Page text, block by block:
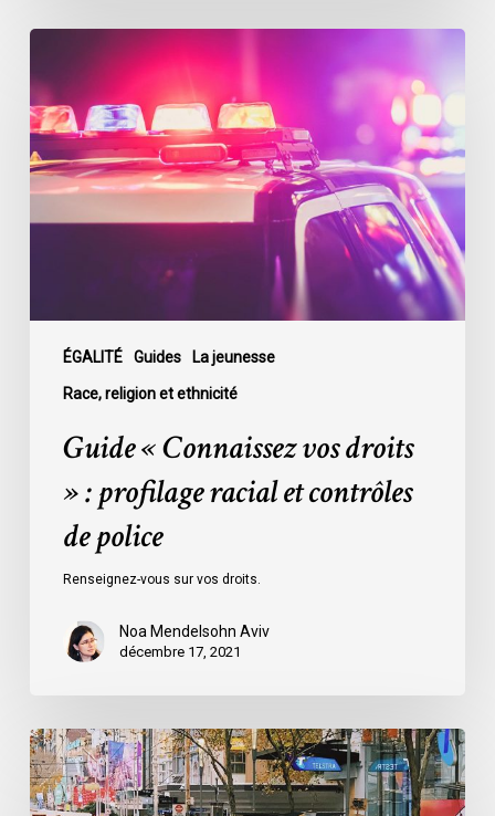
ÉGALITÉ Guides La jeunesse
Race, religion et ethnicité
Connaissez
vos
droits
»
police
Guide « Connaissez vos droits
» : profilage racial et contrôles
de police
Renseignez-vous sur vos droits.
Noa Mendelsohn Aviv
décembre 17, 2021
Guide
«
Connaissez